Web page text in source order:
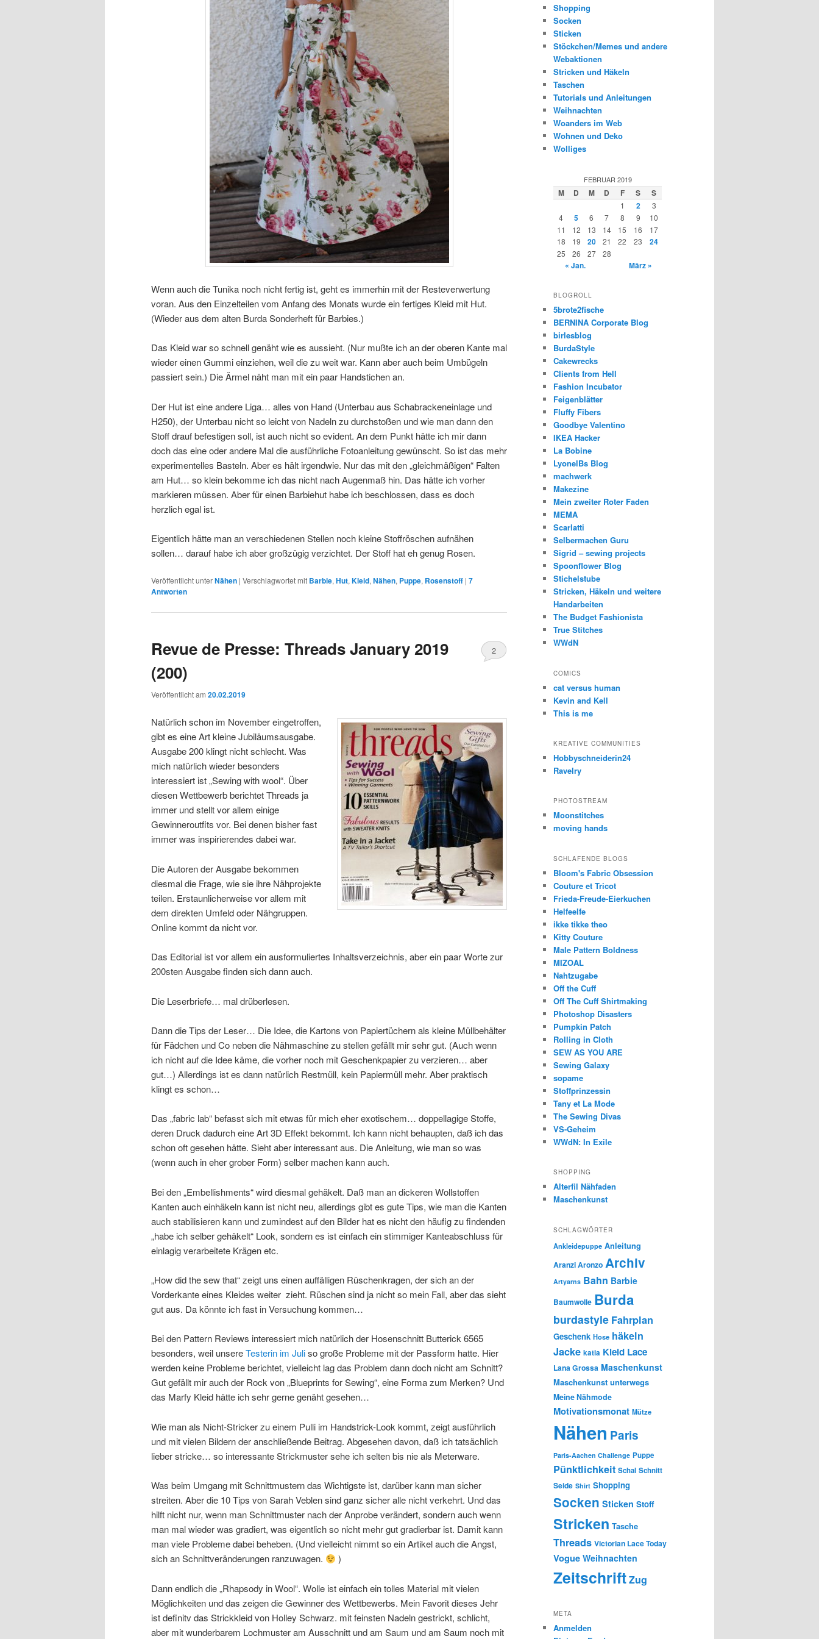
Wenn auch die Tunika noch nicht fertig ist, geht es immerhin mit der Resteverwertung
voran. Aus den Einzelteilen vom Anfang des Monats wurde ein fertiges Kleid mit Hut.
(Wieder aus dem alten Burda Sonderheft für Barbies.)
Das Kleid war so schnell genäht wie es aussieht. (Nur mußte ich an der oberen Kante mal
wieder einen Gummi einziehen, weil die zu weit war. Kann aber auch beim Umbügeln
passiert sein.) Die Ärmel näht man mit ein paar Handstichen an.
Der Hut ist eine andere Liga… alles von Hand (Unterbau aus Schabrackeneinlage und
H250), der Unterbau nicht so leicht von Nadeln zu durchstoßen und wie man dann den
Stoff drauf befestigen soll, ist auch nicht so evident. An dem Punkt hätte ich mir dann
doch das eine oder andere Mal die ausführliche Fotoanleitung gewünscht. So ist das mehr
experimentelles Basteln. Aber es hält irgendwie. Nur das mit den „gleichmäßigen“ Falten
am Hut… so klein bekomme ich das nicht nach Augenmaß hin. Das hätte ich vorher
markieren müssen. Aber für einen Barbiehut habe ich beschlossen, dass es doch
herzlich egal ist.
Eigentlich hätte man an verschiedenen Stellen noch kleine Stoffröschen aufnähen
sollen… darauf habe ich aber großzügig verzichtet. Der Stoff hat eh genug Rosen.
Veröffentlicht unterNähen | Verschlagwortet mit Barbie,Hut,Kleid,Nähen, Puppe, Rosenstoff | 7
Antworten
Revue de Presse: Threads January 2019
(200)
Veröffentlicht am 20.02.2019
2
Natürlich schon im November eingetroffen,
gibt es eine Art kleine Jubiläumsausgabe.
Ausgabe 200 klingt nicht schlecht. Was
mich natürlich wieder besonders
interessiert ist „Sewing with wool“. Über
diesen Wettbewerb berichtet Threads ja
immer und stellt vor allem einige
Gewinneroutfits vor. Bei denen bisher fast
immer was inspirierendes dabei war.
Die Autoren der Ausgabe bekommen
diesmal die Frage, wie sie ihre Nähprojekte
teilen. Erstaunlicherweise vor allem mit
dem direkten Umfeld oder Nähgruppen.
Online kommt da nicht vor.
Das Editorial ist vor allem ein ausformuliertes Inhaltsverzeichnis, aber ein paar Worte zur
200sten Ausgabe finden sich dann auch.
Die Leserbriefe… mal drüberlesen.
Dann die Tips der Leser… Die Idee, die Kartons von Papiertüchern als kleine Müllbehälter
für Fädchen und Co neben die Nähmaschine zu stellen gefällt mir sehr gut. (Auch wenn
ich nicht auf die Idee käme, die vorher noch mit Geschenkpapier zu verzieren… aber
gut…) Allerdings ist es dann natürlich Restmüll, kein Papiermüll mehr. Aber praktisch
klingt es schon…
Das „fabric lab“ befasst sich mit etwas für mich eher exotischem… doppellagige Stoffe,
deren Druck dadurch eine Art 3D Effekt bekommt. Ich kann nicht behaupten, daß ich das
schon oft gesehen hätte. Sieht aber interessant aus. Die Anleitung, wie man so was
(wenn auch in eher grober Form) selber machen kann auch.
Bei den „Embellishments“ wird diesmal gehäkelt. Daß man an dickeren Wollstoffen
Kanten auch einhäkeln kann ist nicht neu, allerdings gibt es gute Tips, wie man die Kanten
auch stabilisieren kann und zumindest auf den Bilder hat es nicht den häufig zu findenden
„habe ich selber gehäkelt“ Look, sondern es ist einfach ein stimmiger Kanteabschluss für
einlagig verarbeitete Krägen etc.
„How did the sew that“ zeigt uns einen auffälligen Rüschenkragen, der sich an der
Vorderkante eines Kleides weiter zieht. Rüschen sind ja nicht so mein Fall, aber das sieht
gut aus. Da könnte ich fast in Versuchung kommen…
Bei den Pattern Reviews interessiert mich natürlich der Hosenschnitt Butterick 6565
besonders, weil unsereTesterin im Juliso große Probleme mit der Passform hatte. Hier
werden keine Probleme berichtet, vielleicht lag das Problem dann doch nicht am Schnitt?
Gut gefällt mir auch der Rock von „Blueprints for Sewing“, eine Forma zum Merken? Und
das Marfy Kleid hätte ich sehr gerne genäht gesehen…
Wie man als Nicht-Stricker zu einem Pulli im Handstrick-Look kommt, zeigt ausführlich
und mit vielen Bildern der anschließende Beitrag. Abgesehen davon, daß ich tatsächlich
lieber stricke… so interessante Strickmuster sehe ich selten bis nie als Meterware.
Was beim Umgang mit Schnittmustern das Wichtigste ist, darüber kann man sicher
streiten. Aber die 10 Tips von Sarah Veblen sind ganz sicher alle nicht verkehrt. Und das
hilft nicht nur, wenn man Schnittmuster nach der Anprobe verändert, sondern auch wenn
man mal wieder was gradiert, was eigentlich so nicht mehr gut gradierbar ist. Damit kann
man viele Probleme dabei beheben. (Und vielleicht nimmt so ein Artikel auch die Angst,
sich an Schnittveränderungen ranzuwagen.
)
Dann endlich die „Rhapsody in Wool“. Wolle ist einfach ein tolles Material mit vielen
Möglichkeiten und das zeigen die Gewinner des Wettbewerbs. Mein Favorit dieses Jehr
ist definitv das Strickkleid von Holley Schwarz. mit feinsten Nadeln gestrickt, schlicht,
aber mit wunderbarem Lochmuster am Ausschnitt und am Saum und am Saum noch mit
Shopping
Socken
Sticken
Stöckchen/Memes und andere
Webaktionen
Stricken und Häkeln
Taschen
Tutorials und Anleitungen
Weihnachten
Woanders im Web
Wohnen und Deko
Wolliges
FEBRUAR 2019
M D M D F S S
1 2
3
4
5 6 7 8 9
10
11
12 13 14 15 16
17
18
19 20 21 22 23 24
25 26 27 28
« Jan. März »
BLOGROLL
5brote2fische
BERNINA Corporate Blog
birlesblog
BurdaStyle
Cakewrecks
Clients from Hell
Fashion Incubator
Feigenblätter
Fluffy Fibers
Goodbye Valentino
IKEA Hacker
La Bobine
LyonelBs Blog
machwerk
Makezine
Mein zweiter Roter Faden
MEMA
Scarlatti
Selbermachen Guru
Sigrid – sewing projects
Spoonflower Blog
Stichelstube
Stricken, Häkeln und weitere
Handarbeiten
The Budget Fashionista
True Stitches
WWdN
COMICS
cat versus human
Kevin and Kell
This is me
KREATIVE COMMUNITIES
Hobbyschneiderin24
Ravelry
PHOTOSTREAM
Moonstitches
moving hands
SCHLAFENDE BLOGS
Bloom's Fabric Obsession
Couture et Tricot
Frieda-Freude-Eierkuchen
Helfeelfe
ikke tikke theo
Kitty Couture
Male Pattern Boldness
MIZOAL
Nahtzugabe
Off the Cuff
Off The Cuff Shirtmaking
Photoshop Disasters
Pumpkin Patch
Rolling in Cloth
SEW AS YOU ARE
Sewing Galaxy
sopame
Stoffprinzessin
Tany et La Mode
The Sewing Divas
VS-Geheim
WWdN: In Exile
SHOPPING
Alterfil Nähfaden
Maschenkunst
SCHLAGWÖRTER
Ankleidepuppe Anleitung
Aranzi Aronzo Archiv
Artyarns Bahn Barbie
Baumwolle Burda
burdastyle Fahrplan
Geschenk Hose häkeln
Jacke katia Kleid Lace
Lana Grossa Maschenkunst
Maschenkunst unterwegs
Meine Nähmode
Motivationsmonat Mütze
Nähen Paris
Paris-Aachen Challenge Puppe
Pünktlichkeit Schal Schnitt
Seide Shirt Shopping
Socken Sticken Stoff
Stricken Tasche
Threads Victorian Lace Today
Vogue Weihnachten
ZeitschriftZug
META
Anmelden